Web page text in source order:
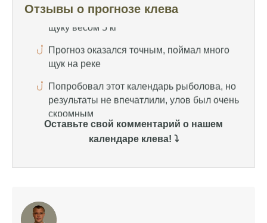
Отзывы о прогнозе клева
щук на реке
Попробовал этот календарь рыболова, но
результаты не впечатлили, улов был очень
скромным
Спасибо за информацию! Рыбалка прошла
отлично, уловил карпа и налима
Уже второй раз пользуюсь этим прогнозом,
всегда помогает найти активных хищников
поймать крупного щуку, удивлен, но это
Сегодняшний прогноз клева оказался
полной ерундой, ни одной рыбы не поймал
Оставьте свой комментарий о нашем
календаре клева! ⤵️